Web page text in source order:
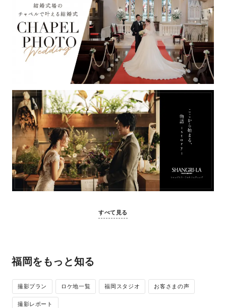
すべて見る
福岡をもっと知る
撮影プラン ロケ地一覧 福岡スタジオ お客さまの声
撮影レポート